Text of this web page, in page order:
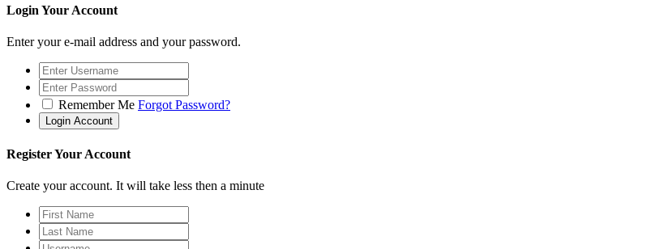
Login Your Account
Enter your e-mail address and your password.
Remember Me Forgot Password?
Register Your Account
Create your account. It will take less then a minute